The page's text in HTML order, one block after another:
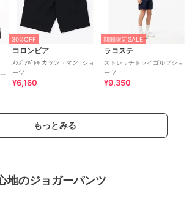
30%OFF
コロンビア
ﾒﾝｽﾞｱﾊﾟﾚﾙ カッシュマンIIショ
ーツ
¥6,160
期間限定SALE
ラコステ
ストレッチドライゴルフショ
ーツ
¥9,350
もっとみる
地のジョガーパンツ